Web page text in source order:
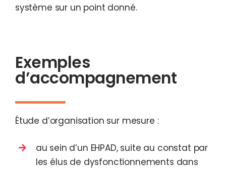
système sur un point donné.
Exemples
d’accompagnement
Étude d’organisation sur mesure :
au sein d’un EHPAD, suite au constat par
les élus de dysfonctionnements dans